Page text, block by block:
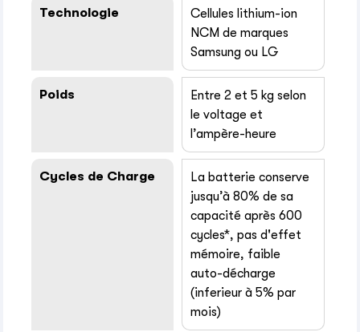
Technologie
Cellules lithium-ion
NCM de marques
Samsung ou LG
Poids
Entre 2 et 5 kg selon
le voltage et
l’ampère-heure
Cycles de Charge
La batterie conserve
jusqu’à 80% de sa
capacité après 600
cycles*, pas d'effet
mémoire, faible
auto-décharge
(inferieur à 5% par
mois)